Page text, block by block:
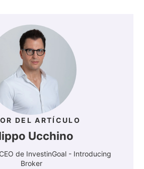
DEL ARTÍCULO
Ucchino
de InvestinGoal - Introducing
Broker